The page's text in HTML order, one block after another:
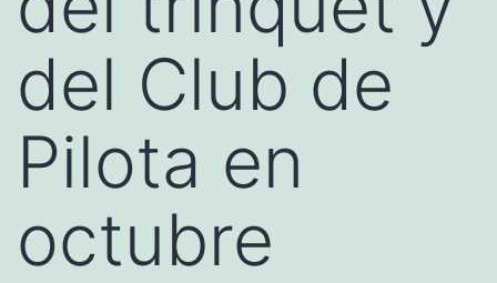
del Club de
Pilota en
octubre